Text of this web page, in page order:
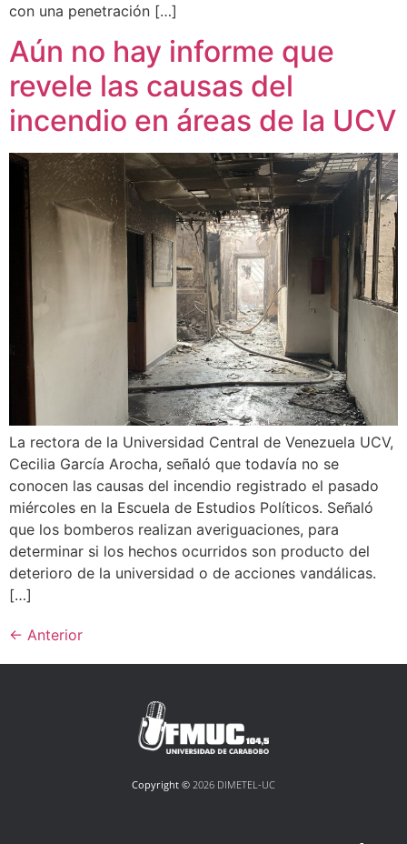
con una penetración […]
Aún no hay informe que
revele las causas del
incendio en áreas de la UCV
La rectora de la Universidad Central de Venezuela UCV,
Cecilia García Arocha, señaló que todavía no se
conocen las causas del incendio registrado el pasado
miércoles en la Escuela de Estudios Políticos. Señaló
que los bomberos realizan averiguaciones, para
determinar si los hechos ocurridos son producto del
deterioro de la universidad o de acciones vandálicas.
[…]
← Anterior
Copyright © 2026 DIMETEL-UC